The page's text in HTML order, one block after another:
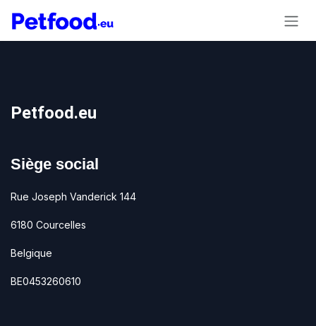
Petfood.eu
Siège social
Rue Joseph Vanderick 144
6180 Courcelles
Belgique
BE0453260610